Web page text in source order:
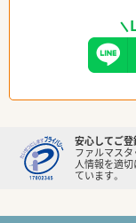
安心してご
ファルマスタ
人情報を適
ています。